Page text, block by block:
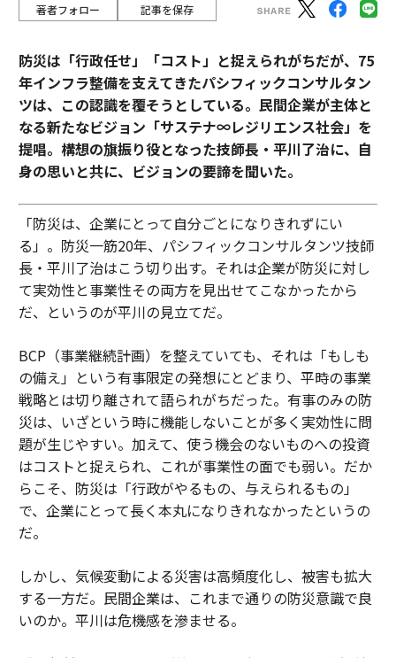
著者フォロー 記事を保存
防災は「行政任せ」「コスト」と捉えられがちだが、75
年インフラ整備を支えてきたパシフィックコンサルタン
ツは、この認識を覆そうとしている。民間企業が主体と
なる新たなビジョン「サステナ∞レジリエンス社会」を
提唱。構想の旗振り役となった技師長・平川了治に、自
身の思いと共に、ビジョンの要諦を聞いた。
「防災は、企業にとって自分ごとになりきれずにい
る」。防災一筋20年、パシフィックコンサルタンツ技師
長・平川了治はこう切り出す。それは企業が防災に対し
て実効性と事業性その両方を見出せてこなかったから
だ、というのが平川の見立てだ。
BCP（事業継続計画）を整えていても、それは「もしも
の備え」という有事限定の発想にとどまり、平時の事業
戦略とは切り離されて語られがちだった。有事のみの防
災は、いざという時に機能しないことが多く実効性に問
題が生じやすい。加えて、使う機会のないものへの投資
はコストと捉えられ、これが事業性の面でも弱い。だか
らこそ、防災は「行政がやるもの、与えられるもの」
で、企業にとって長く本丸になりきれなかったというの
だ。
しかし、気候変動による災害は高頻度化し、被害も拡大
する一方だ。民間企業は、これまで通りの防災意識で良
いのか。平川は危機感を滲ませる。